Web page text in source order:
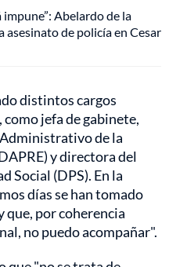
impune”: Abelardo de la
asesinato de policía en Cesar
distintos cargos
jefa de gabinete,
de la
y directora del
Social (DPS). En la
días se han tomado
que, por coherencia
no puedo acompañar".